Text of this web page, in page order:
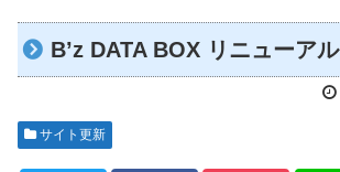
B’z DATA BOX リニューアル
サイト更新